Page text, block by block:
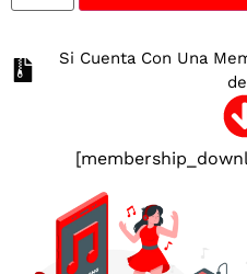
Si Cuenta Con Una